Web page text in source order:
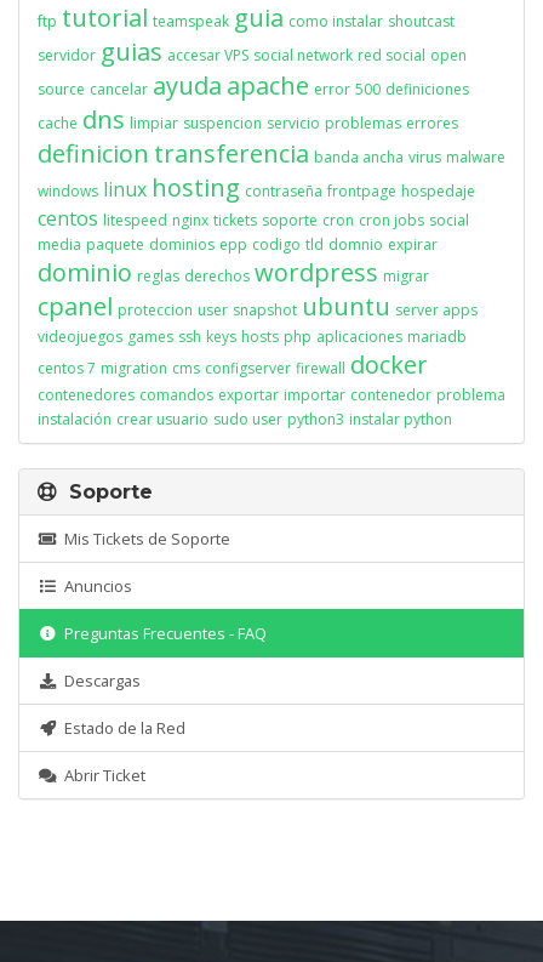
ftp tutorial teamspeak guia como instalar shoutcast
servidor guias accesar VPS social network red social open
source cancelar ayuda apache error 500 definiciones
cache dns limpiar suspencion servicio problemas errores
definicion transferencia banda ancha virus malware
windows linux hosting contraseña frontpage hospedaje
centos litespeed nginx tickets soporte cron cron jobs social
media paquete dominios epp codigo tld domnio expirar
dominio reglas derechos wordpress migrar
cpanel proteccion user snapshot ubuntu server apps
videojuegos games ssh keys hosts php aplicaciones mariadb
centos 7 migration cms configserver firewall docker
contenedores comandos exportar importar contenedor problema
instalación crear usuario sudo user python3 instalar python
Soporte
Mis Tickets de Soporte
Anuncios
Preguntas Frecuentes - FAQ
Descargas
Estado de la Red
Abrir Ticket